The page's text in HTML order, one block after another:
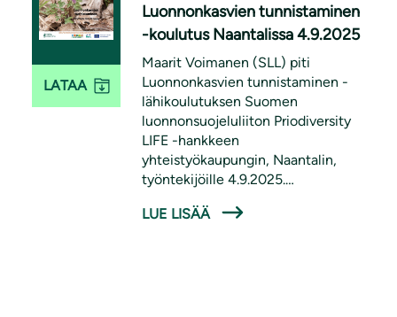
LATAA
Luonnonkasvien tunnistaminen
-koulutus Naantalissa 4.9.2025
Maarit Voimanen (SLL) piti
Luonnonkasvien tunnistaminen -
lähikoulutuksen Suomen
luonnonsuojeluliiton Priodiversity
LIFE -hankkeen
yhteistyökaupungin, Naantalin,
työntekijöille 4.9.2025.
pölyttäjille tärkeitä luonnonkasveja
LUE LISÄÄ